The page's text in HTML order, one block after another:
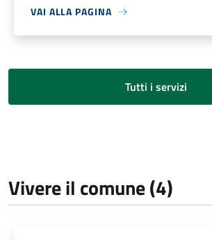
VAI ALLA PAGINA
Tutti i servizi
Vivere il comune (4)